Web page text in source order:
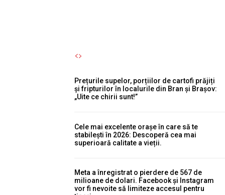
Prețurile supelor, porțiilor de cartofi prăjiți
și fripturilor în localurile din Bran și Brașov:
„Uite ce chirii sunt!”
Cele mai excelente orașe în care să te
stabilești în 2026: Descoperă cea mai
superioară calitate a vieții.
Meta a înregistrat o pierdere de 567 de
milioane de dolari. Facebook și Instagram
vor fi nevoite să limiteze accesul pentru